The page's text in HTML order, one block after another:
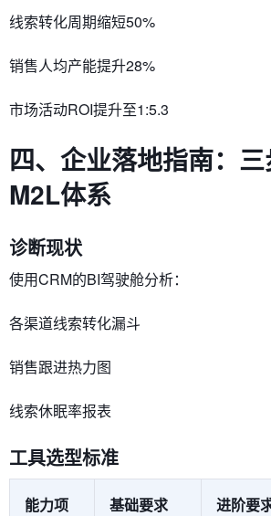
线索转化周期缩短50%
销售人均产能提升28%
市场活动ROI提升至1:5.3
四、企业落地指南：
M2L体系
​​诊断现状​​
使用CRM的BI驾驶舱分析：
各渠道线索转化漏斗
销售跟进热力图
线索休眠率报表
​​工具选型标准​​​
能力项 基础要求 进阶要